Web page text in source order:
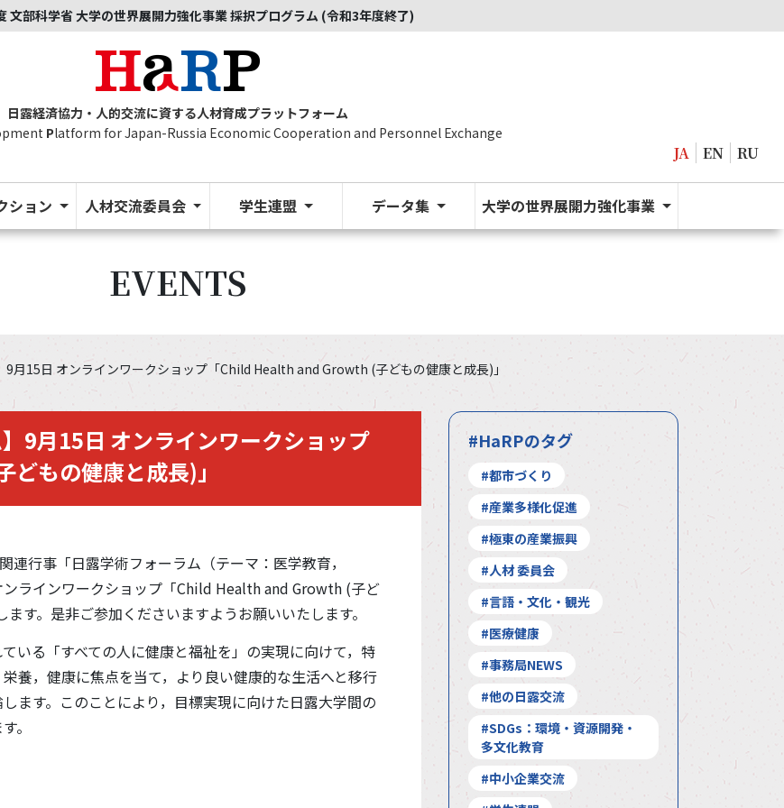
文部科学省 大学の世界展開力強化事業 採択プログラム (令和3年度終了)
日露経済協力・人的交流に資する人材育成プラットフォーム
Platform for Japan-Russia Economic Cooperation and Personnel Exchange
JA EN RU
ション 人材交流委員会 学生連盟 データ集 大学の世界展開力強化事業
EVENTS
9月15日 オンラインワークショップ「Child Health and Growth (子どもの健康と成長)」
9月15日 オンラインワークショップ
もの健康と成長)」
行事「日露学術フォーラム（テーマ：医学教育，
ラインワークショップ「Child Health and Growth (子ど
す。是非ご参加くださいますようお願いいたします。
いる「すべての人に健康と福祉を」の実現に向けて，特
養，健康に焦点を当て，より良い健康的な生活へと移行
ます。このことにより，目標実現に向けた日露大学間の
。
#HaRPのタグ
#都市づくり
#産業多様化促進
#極東の産業振興
#人材 委員会
#言語・文化・観光
#医療健康
#事務局NEWS
#他の日露交流
#SDGs：環境・資源開発・
多文化教育
#中小企業交流